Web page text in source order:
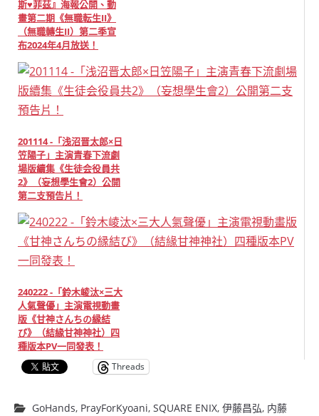
斯♥菲茲』海報公開、動
畫第二期《無職転生II》
（無職轉生II）第二季宣
布2024年4月放送！
201114 -「浅沼晋太郎×日
笠陽子」主演青春下流劇
場版續集《生徒会役員共
2》（妄想學生會2）公開
第二支預告片！
240222 -「鈴木崚汰×三大
人氣聲優」主演電視動畫
版《甘神さんちの縁結
び》（結緣甘神神社）四
種版本PV一同發表！
Threads
GoHands, PrayForKyoani, SQUARE ENIX, 伊藤昌弘, 内藤